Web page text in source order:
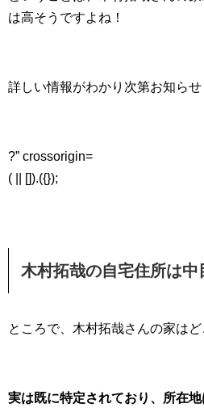
は高そうですよね！
詳しい情報がわかり次第お知らせ
?” crossorigin=
( || []).({});
木村拓哉の自宅住所は中
ところで、木村拓哉さんの家は
実は既に特定されており、所在